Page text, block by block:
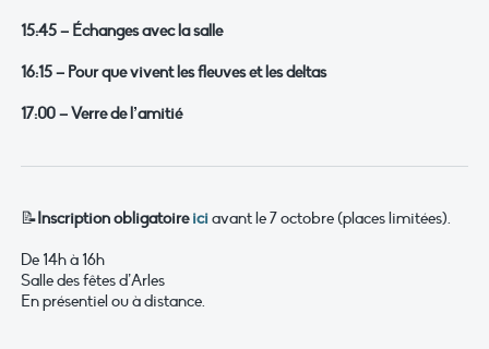
15:45 – Échanges avec la salle
16:15 – Pour que vivent les fleuves et les deltas
17:00 – Verre de l’amitié
📝Inscription obligatoireiciavant le 7 octobre (places limitées).
De 14h à 16h
Salle des fêtes d’Arles
En présentiel ou à distance.